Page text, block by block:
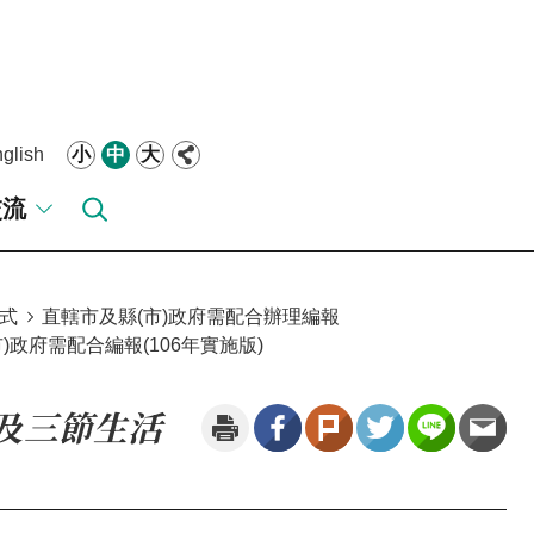
小 中 大
直轄市及縣(市)政府需配合辦理編報
府需配合編報(106年實施版)
三節生活